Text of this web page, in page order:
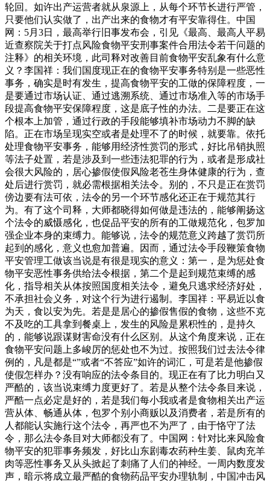
轮回。如许出产运营者就从泉源上，从每个环节长进行严管，
只要他们认实做了，出产出来的食物才有平安靠得住。中国
网：5月3日，最高举行旧事发布会，引见《最高、最高人平易
近查察院关于打点风险食物平安刑事案件合用法令若干问题的
注释》的相关环境，此司释对改善目前食物平安乱象有什么意
义？李国祥：我们国度现正在的食物平安事务特别是一些恶性
事务，确实是时有发生，提高食物平安的工做的保障程度，一
是要通过市场认证、通过逃溯系统、通过市场准入等的市场手
段提高食物平安保障程度，这是底子性的办法。二是要正在这
个根本上加管，通过行政的手段能够填补市场动力不脚的缺
陷。正在市场呈现实空或者是处理不了的时候，就要靠。依托
处理食物平安事务，能够用经济性赏罚的形式，好比吊销执照
等法子处置，若是涉及到一些违法犯罪的行为，或者是形成社
会很大风险的，居心掺假使假风险老苍生身体健康的行为，查
处后进行赏罚，就必需根据相关法令。别的，不只是正在赏罚
傍边要有法可依，法令的另一个环节感化还正在于规范其行
为。有了这个司释，大师都晓得如何做是违法的，能够阐扬这
个法令的威慑感化，也促品平安的所有的工做规范化，包罗加
强企业本身的束缚力。能够说，法令的规范意义跨越了赏罚所
起到的感化，意义也愈加普遍。因而，通过法令手段鞭策食物
平安管理工做该当说是有很是现实的意义：第一，是为惩处食
物平安恶性事务供给法令根据，第二个是起到规范束缚的感
化，指导相关从体按照国度相关法令，避免只逃求经济好处，
不承担社会义务，对这个行为进行遏制。李国祥：平易近以食
为天，食以安为先。若是是居心的掺假售假的食物，这些不克
不及吃的工具拿到餐桌上，发生的风险是累积性的，是持久
的，能够说跟谋财害命没有什么区别。从这个角度来说，正在
食物平安问题上多峻厉的惩处也不为过。按照我们过去法令律
例的，凡是都是“”或者“不答应”如许的词汇，可是若是他掺假
使假怎样办？没有响应的法令条目的。现正在有了比力明白又
严酷的，该当说束缚力度更好了。若是从整个法令条目来说，
严酷一点必定是好的，若是我们每小我或者是食物相关出产运
营从体、畅通从体，包罗个别小商贩以及消费者，若是所有的
人都能认实施行这个法令，再严也不为严了，由于恪守了法
令，那么法令条目对大师都没有了。中国网：针对比来风险食
物平安的犯罪事务频发，好比山东剧毒农药种生姜、鼠肉充羊
肉等恶性事务又从头掀起了刺痛了人们的神经。一周内数度发
声，暗示将成立最严酷的食物药品平安办理轨制，中国冲击风